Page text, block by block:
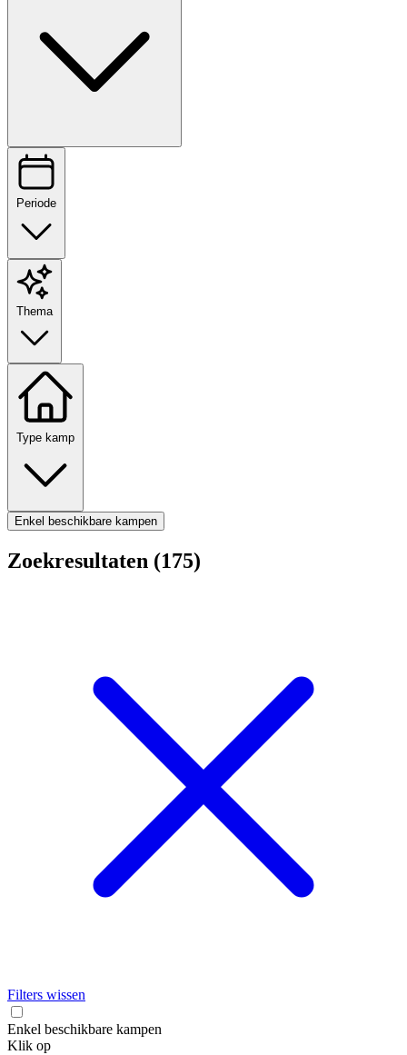
Periode
Thema
Type kamp
Enkel beschikbare kampen
Zoekresultaten (175)
Filters wissen
Enkel beschikbare kampen
Klik op